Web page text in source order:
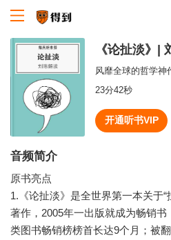
《论扯淡》|
23分42秒
开通听书VIP
音频简介
原书亮点
1.《论扯淡》是全世界第一本关于
著作，2005年一出版就成为畅销
类图书畅销榜榜首长达9个月；被